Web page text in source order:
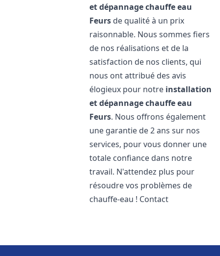
et dépannage chauffe eau
Feurs de qualité à un prix
raisonnable. Nous sommes fiers
de nos réalisations et de la
satisfaction de nos clients, qui
nous ont attribué des avis
élogieux pour notre installation
et dépannage chauffe eau
Feurs. Nous offrons également
une garantie de 2 ans sur nos
services, pour vous donner une
totale confiance dans notre
travail. N'attendez plus pour
résoudre vos problèmes de
chauffe-eau ! Contact